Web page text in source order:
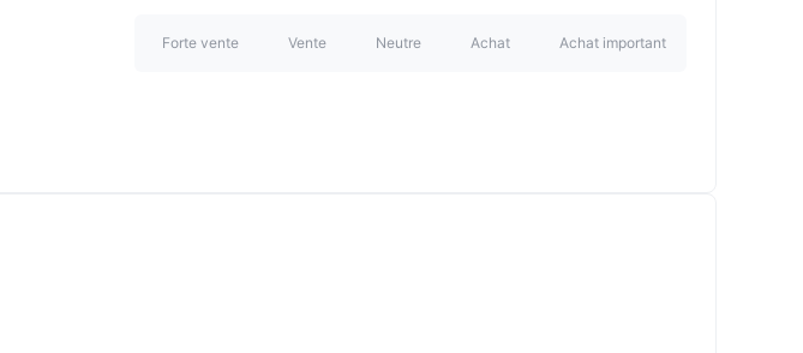
Forte vente Vente Neutre Achat Achat important